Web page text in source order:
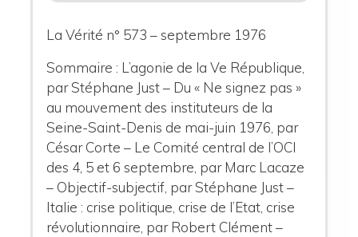
La Vérité n° 573 – septembre 1976
Sommaire : L’agonie de la Ve République,
par Stéphane Just – Du « Ne signez pas »
au mouvement des instituteurs de la
Seine-Saint-Denis de mai-juin 1976, par
César Corte – Le Comité central de l’OCI
des 4, 5 et 6 septembre, par Marc Lacaze
– Objectif-subjectif, par Stéphane Just –
Italie : crise politique, crise de l’Etat, crise
révolutionnaire, par Robert Clément –